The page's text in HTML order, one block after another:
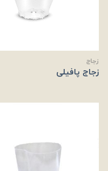
زجاج
زجاج پافیلی